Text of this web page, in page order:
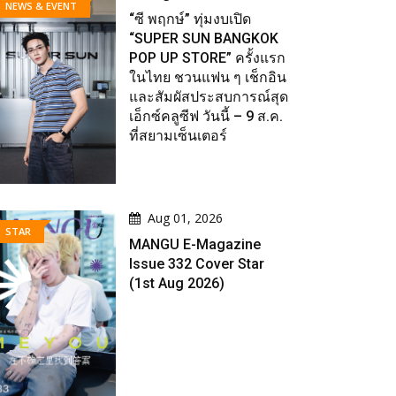
NEWS & EVENT
“ซี พฤกษ์” ทุ่มงบเปิด
“SUPER SUN BANGKOK
POP UP STORE” ครั้งแรก
ในไทย ชวนแฟน ๆ เช็กอิน
และสัมผัสประสบการณ์สุด
เอ็กซ์คลูซีฟ วันนี้ – 9 ส.ค.
ที่สยามเซ็นเตอร์
STAR
Aug 01, 2026
MANGU E-Magazine
Issue 332 Cover Star
(1st Aug 2026)